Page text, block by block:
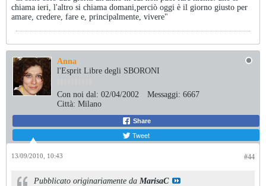
chiama ieri, l'altro si chiama domani,perciò oggi è il giorno giusto per
amare, credere, fare e, principalmente, vivere"
Anna
l'Esprit Libre degli SBORONI
Con noi dal: 02/04/2002 Messaggi: 6667
Città: Milano
Share
Tweet
#44
13/09/2010, 10:43
Pubblicato originariamente da MarisaC